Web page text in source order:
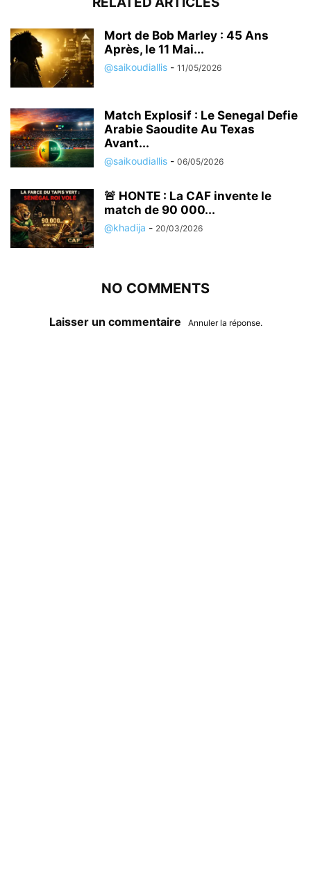
Mort de Bob Marley : 45 Ans
Après, le 11 Mai...
@saikoudiallis - 11/05/2026
Match Explosif : Le Senegal Defie
Arabie Saoudite Au Texas
Avant...
@saikoudiallis - 06/05/2026
🚨 HONTE : La CAF invente le
match de 90 000...
@khadija - 20/03/2026
NO COMMENTS
Laisser un commentaire Annuler la réponse.